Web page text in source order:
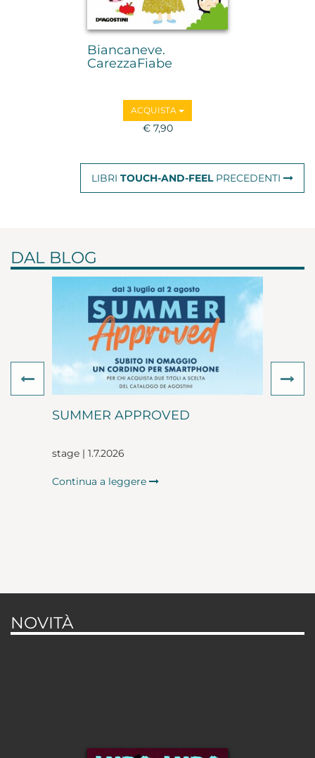
Biancaneve.
CarezzaFiabe
ACQUISTA
€ 7,90
LIBRI TOUCH-AND-FEELPRECEDENTI
DAL BLOG
SUMMER APPROVED
stage | 1.7.2026
Continua a leggere
Previous
NOVITÀ